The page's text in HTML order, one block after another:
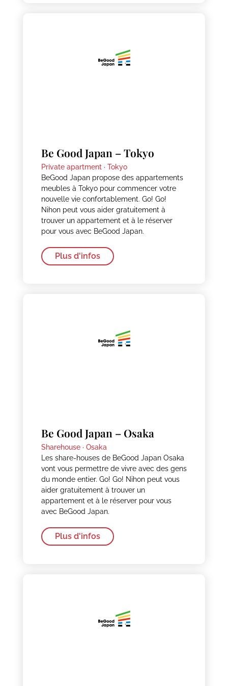
Be Good Japan – Tokyo
Private apartment · Tokyo
BeGood Japan propose des appartements
meubles à Tokyo pour commencer votre
nouvelle vie confortablement. Go! Go!
Nihon peut vous aider gratuitement à
trouver un appartement et à le réserver
pour vous avec BeGood Japan.
Plus d'infos
Be Good Japan – Osaka
Sharehouse · Osaka
Les share-houses de BeGood Japan Osaka
vont vous permettre de vivre avec des gens
du monde entier. Go! Go! Nihon peut vous
aider gratuitement à trouver un
appartement et à le réserver pour vous
avec BeGood Japan.
Plus d'infos